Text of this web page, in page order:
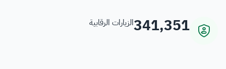
341,351الزيارات الرقابية